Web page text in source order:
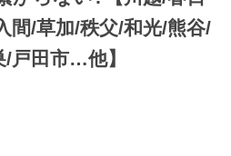
間/草加/秩父/和光/熊谷/
戸田市…他】